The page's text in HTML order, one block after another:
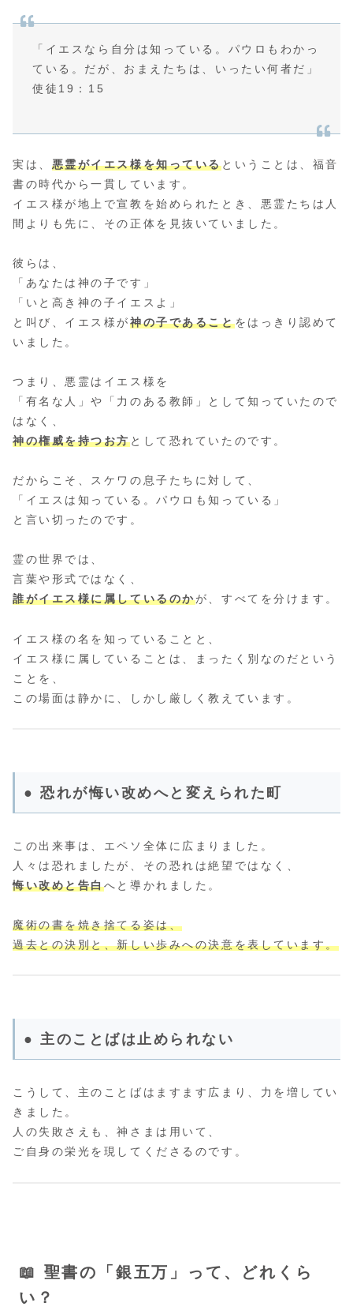
「イエスなら自分は知っている。パウロもわかっ
ている。だが、おまえたちは、いったい何者だ」
使徒19：15
実は、 悪霊がイエス様を知っているということは、福音
書の時代から一貫しています。
イエス様が地上で宣教を始められたとき、悪霊たちは人
間よりも先に、その正体を見抜いていました。
彼らは、
「あなたは神の子です」
「いと高き神の子イエスよ」
と叫び、イエス様が神の子であることをはっきり認めて
いました。
つまり、悪霊はイエス様を
「有名な人」や「力のある教師」として知っていたので
はなく、
神の権威を持つお方として恐れていたのです。
だからこそ、スケワの息子たちに対して、
「イエスは知っている。パウロも知っている」
と言い切ったのです。
霊の世界では、
言葉や形式ではなく、
誰がイエス様に属しているのかが、すべてを分けます。
イエス様の名を知っていることと、
イエス様に属していることは、まったく別なのだという
ことを、
この場面は静かに、しかし厳しく教えています。
● 恐れが悔い改めへと変えられた町
この出来事は、エペソ全体に広まりました。
人々は恐れましたが、その恐れは絶望ではなく、
悔い改めと告白へと導かれました。
魔術の書を焼き捨てる姿は、
過去との決別と、新しい歩みへの決意を表しています。
● 主のことばは止められない
こうして、主のことばはますます広まり、力を増してい
きました。
人の失敗さえも、神さまは用いて、
ご自身の栄光を現してくださるのです。
📖 聖書の「銀五万」って、どれくら
い？